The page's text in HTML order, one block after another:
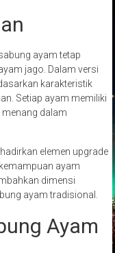
ayam tetap
jago. Dalam versi
karakteristik
Setiap ayam memiliki
dalam
elemen upgrade
ayam
dimensi
ayam tradisional.
Ayam